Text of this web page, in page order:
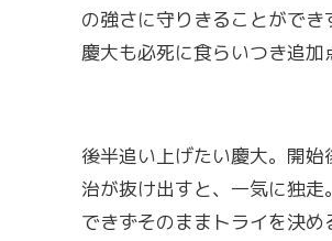
の強さに守りきることができ
慶大も必死に食らいつき追加
後半追い上げたい慶大。開
治が抜け出すと、一気に独
できずそのままトライを決